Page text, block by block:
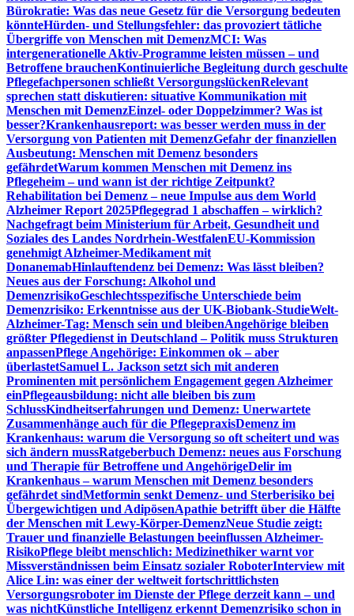
Bürokratie: Was das neue Gesetz für die Versorgung bedeuten
könnteHürden- und Stellungsfehler: das provoziert tätliche
Übergriffe von Menschen mit DemenzMCI: Was
intergenerationelle Aktiv-Programme leisten müssen – und
Betroffene brauchenKontinuierliche Begleitung durch geschulte
Pflegefachpersonen schließt VersorgungslückenRelevant
sprechen statt diskutieren: situative Kommunikation mit
Menschen mit DemenzEinzel- oder Doppelzimmer? Was ist
besser?Krankenhausreport: was besser werden muss in der
Versorgung von Patienten mit DemenzGefahr der finanziellen
Ausbeutung: Menschen mit Demenz besonders
gefährdetWarum kommen Menschen mit Demenz ins
Pflegeheim – und wann ist der richtige Zeitpunkt?
Rehabilitation bei Demenz – neue Impulse aus dem World
Alzheimer Report 2025Pflegegrad 1 abschaffen – wirklich?
Nachgefragt beim Ministerium für Arbeit, Gesundheit und
Soziales des Landes Nordrhein-WestfalenEU-Kommission
genehmigt Alzheimer-Medikament mit
DonanemabHinlauftendenz bei Demenz: Was lässt bleiben?
Neues aus der Forschung: Alkohol und
DemenzrisikoGeschlechtsspezifische Unterschiede beim
Demenzrisiko: Erkenntnisse aus der UK-Biobank-StudieWelt-
Alzheimer-Tag: Mensch sein und bleibenAngehörige bleiben
größter Pflegedienst in Deutschland – Politik muss Strukturen
anpassenPflege Angehörige: Einkommen ok – aber
überlastetSamuel L. Jackson setzt sich mit anderen
Prominenten mit persönlichem Engagement gegen Alzheimer
einPflegeausbildung: nicht alle bleiben bis zum
SchlussKindheitserfahrungen und Demenz: Unerwartete
Zusammenhänge auch für die PflegepraxisDemenz im
Krankenhaus: warum die Versorgung so oft scheitert und was
sich ändern mussRatgeberbuch Demenz: neues aus Forschung
und Therapie für Betroffene und AngehörigeDelir im
Krankenhaus – warum Menschen mit Demenz besonders
gefährdet sindMetformin senkt Demenz- und Sterberisiko bei
Übergewichtigen und AdipösenApathie betrifft über die Hälfte
der Menschen mit Lewy-Körper-DemenzNeue Studie zeigt:
Trauer und finanzielle Belastungen beeinflussen Alzheimer-
RisikoPflege bleibt menschlich: Medizinethiker warnt vor
Missverständnissen beim Einsatz sozialer RoboterInterview mit
Alice Lin: was einer der weltweit fortschrittlichsten
Versorgungsroboter im Dienste der Pflege derzeit kann – und
was nichtKünstliche Intelligenz erkennt Demenzrisiko schon in